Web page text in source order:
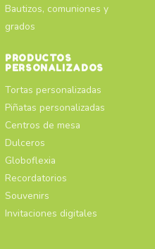
Bautizos, comuniones y
grados
PRODUCTOS
PERSONALIZADOS
Tortas personalizadas
Piñatas personalizadas
Centros de mesa
Dulceros
Globoflexia
Recordatorios
Souvenirs
Invitaciones digitales